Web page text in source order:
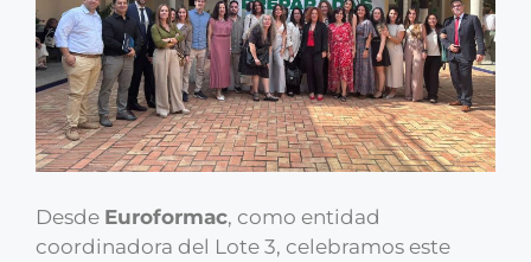
Desde Euroformac, como entidad
coordinadora del Lote 3, celebramos este